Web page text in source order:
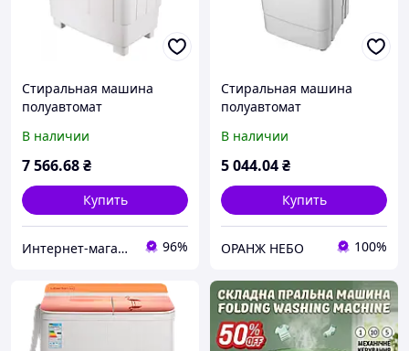
Стиральная машина
полуавтомат
VILGRAND V814-2CR B
отжим центрифуга
помпа
В наличии
7 566.68₴
Купить
Интернет-магазин "Первый" 96%
Стиральная машина
полуавтомат
PRIME Technics PWA841GB
однобаковая таймер
В наличии
5 044.04₴
Купить
ОРАНЖ НЕБО 100%